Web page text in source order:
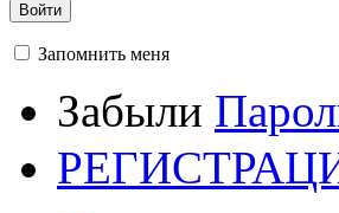
Войти
Запомнить меня
Забыли